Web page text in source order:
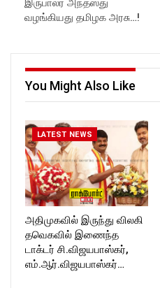
ockforttimes
Like us on:
https://www.instagram.com/ro
ckforttimes/
Follow us on:
T_TIMESC
இருபாலர் அந்தஸ்து
வழங்கியது தமிழக அரசு…!
You Might Also Like
LATEST NEWS
அதிமுகவில் இருந்து விலகி
தவெகவில் இணைந்த
டாக்டர் சி.விஜயபாஸ்கர்,
எம்.ஆர்.விஜயபாஸ்கர்…